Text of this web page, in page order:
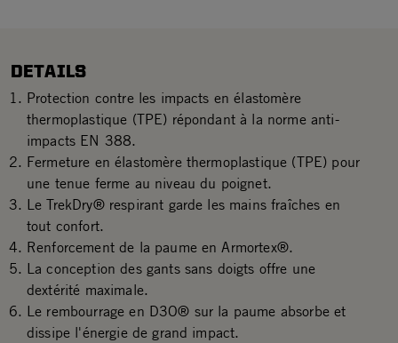
DETAILS
Protection contre les impacts en élastomère
thermoplastique (TPE) répondant à la norme anti-
impacts EN 388.
Fermeture en élastomère thermoplastique (TPE) pour
une tenue ferme au niveau du poignet.
Le TrekDry® respirant garde les mains fraîches en
tout confort.
Renforcement de la paume en Armortex®.
La conception des gants sans doigts offre une
dextérité maximale.
Le rembourrage en D3O® sur la paume absorbe et
dissipe l'énergie de grand impact.